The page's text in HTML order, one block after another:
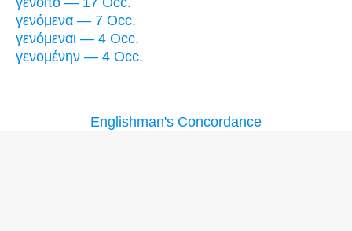
γενόμενα — 7 Occ.
γενόμεναι — 4 Occ.
γενομένην — 4 Occ.
Englishman's Concordance